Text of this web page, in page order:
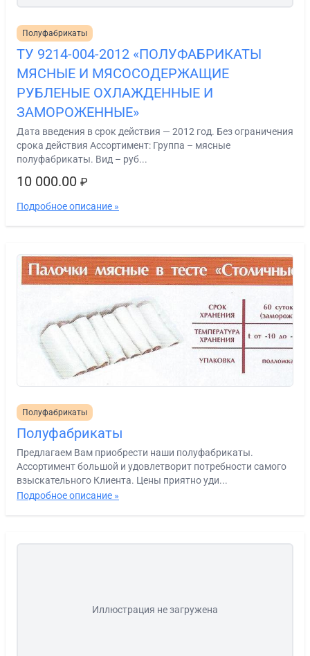
Полуфабрикаты
ТУ 9214-004-2012 «ПОЛУФАБРИКАТЫ
МЯСНЫЕ И МЯСОСОДЕРЖАЩИЕ
РУБЛЕНЫЕ ОХЛАЖДЕННЫЕ И
ЗАМОРОЖЕННЫЕ»
Дата введения в срок действия — 2012 год. Без ограничения
срока действия Ассортимент: Группа – мясные
полуфабрикаты. Вид – руб...
10 000.00 ₽
Подробное описание »
Полуфабрикаты
Полуфабрикаты
Предлагаем Вам приобрести наши полуфабрикаты.
Ассортимент большой и удовлетворит потребности самого
взыскательного Клиента. Цены приятно уди...
Подробное описание »
Иллюстрация не загружена